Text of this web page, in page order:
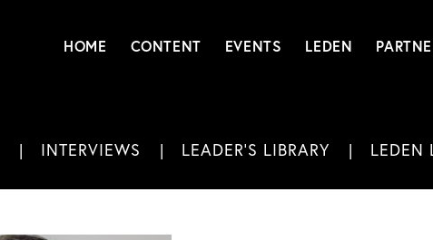
HOME CONTENT EVENTS LEDEN
INTERVIEWS LEADER'S LIBRARY LEDEN